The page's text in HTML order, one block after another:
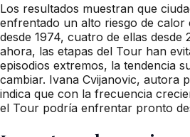
Los resultados muestran que
enfrentado un alto riesgo de calor
desde 1974, cuatro de ellas desde
ahora, las etapas del Tour han
episodios extremos, la tendencia
cambiar. Ivana Cvijanovic, autora
indica que con la frecuencia
el Tour podría enfrentar pronto